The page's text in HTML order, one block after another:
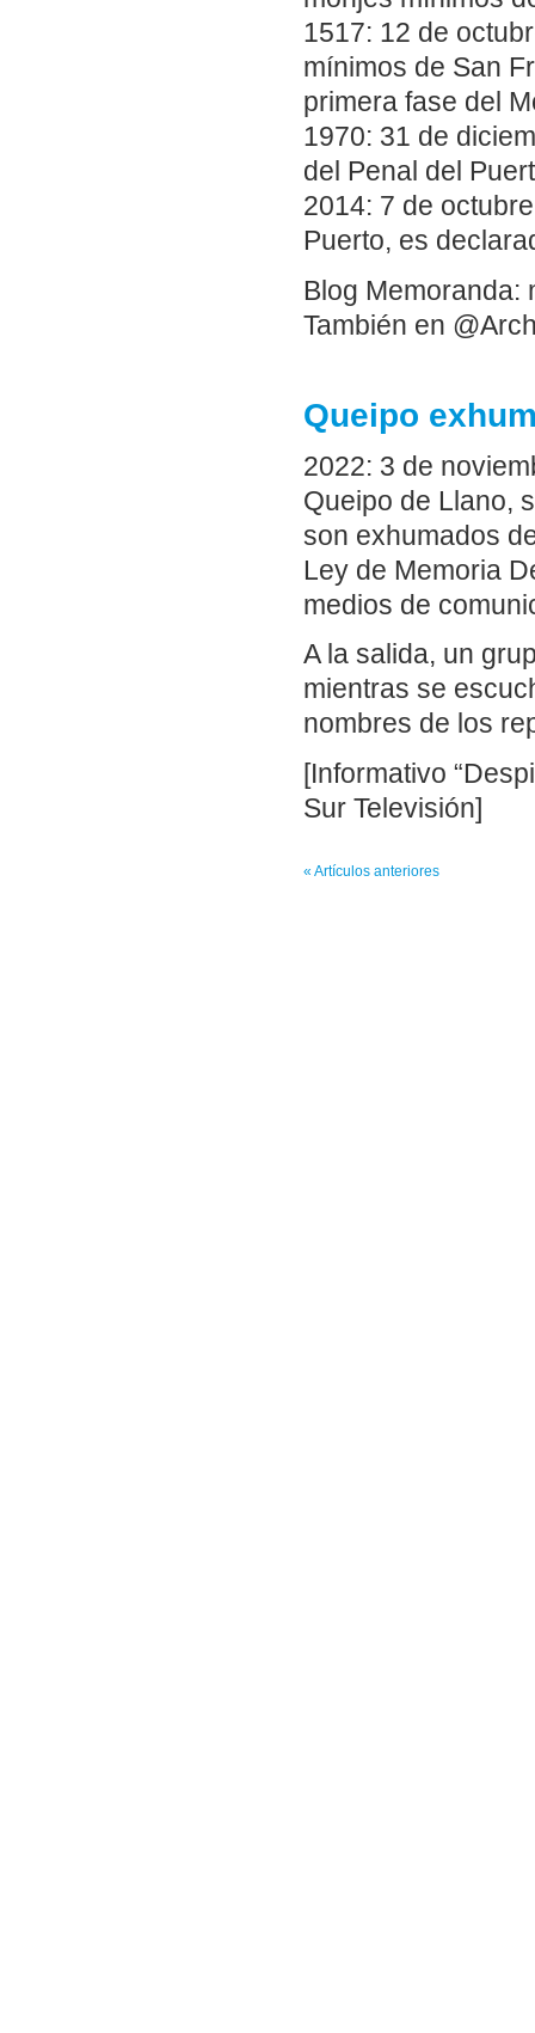
1517: 12 de
mínimos de San
primera fase del
1970: 31 de
del Penal del
2014: 7 de
Puerto, es
Blog Memoranda:
También en
Queipo
2022: 3 de
Queipo de Llano,
son exhumados
Ley de Memoria
medios de
A la salida, un
mientras se
nombres de los
[Informativo
Sur Televisión]
« Artículos anteriores